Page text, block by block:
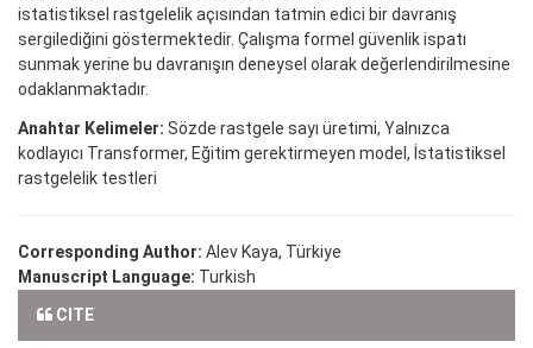
istatistiksel rastgelelik açısından tatmin edici bir davranış
sergilediğini göstermektedir. Çalışma formel güvenlik ispatı
sunmak yerine bu davranışın deneysel olarak değerlendirilmesine
odaklanmaktadır.
Anahtar Kelimeler: Sözde rastgele sayı üretimi, Yalnızca
kodlayıcı Transformer, Eğitim gerektirmeyen model, İstatistiksel
rastgelelik testleri
Corresponding Author: Alev Kaya, Türkiye
Manuscript Language: Turkish
CITE